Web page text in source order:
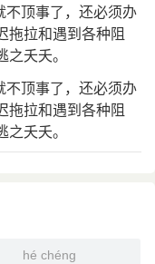
顶事了，还必须办
拖拉和遇到各种阻
夭夭。
顶事了，还必须办
拖拉和遇到各种阻
夭夭。
hé chéng